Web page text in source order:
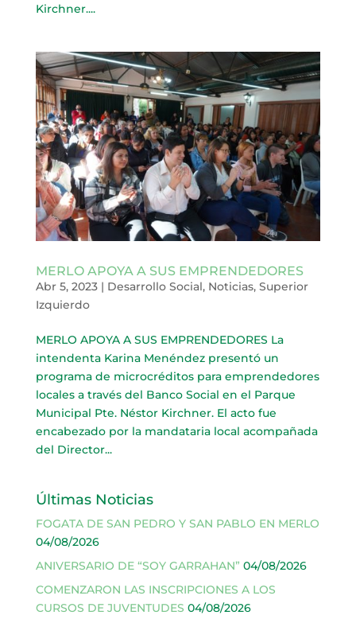
Kirchner....
MERLO APOYA A SUS EMPRENDEDORES
Abr 5, 2023| Desarrollo Social, Noticias, Superior
Izquierdo
MERLO APOYA A SUS EMPRENDEDORES La
intendenta Karina Menéndez presentó un
programa de microcréditos para emprendedores
locales a través del Banco Social en el Parque
Municipal Pte. Néstor Kirchner. El acto fue
encabezado por la mandataria local acompañada
del Director...
Últimas Noticias
FOGATA DE SAN PEDRO Y SAN PABLO EN MERLO
04/08/2026
ANIVERSARIO DE “SOY GARRAHAN” 04/08/2026
COMENZARON LAS INSCRIPCIONES A LOS
CURSOS DE JUVENTUDES 04/08/2026